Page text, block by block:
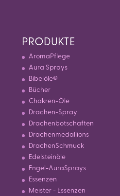
PRODUKTE
AromaPflege
Aura Sprays
Bibelöle®
Bücher
Chakren-Öle
Drachen-Spray
Drachenbotschaften
Drachenmedallions
DrachenSchmuck
Edelsteinöle
Engel-AuraSprays
Essenzen
Meister - Essenzen